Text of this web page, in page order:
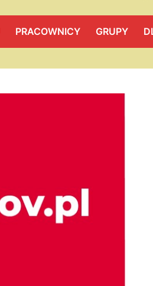
PRACOWNICY GRUPY